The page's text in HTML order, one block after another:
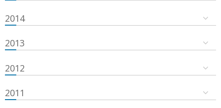
2014
2013
2012
2011